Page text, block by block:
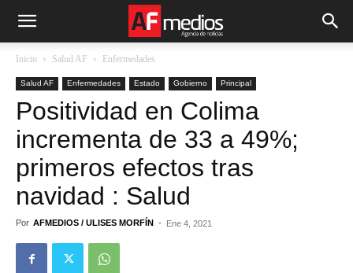
Inicio Salud AF Enfermedades
Salud AF Enfermedades Estado Gobierno Principal
Positividad en Colima
incrementa de 33 a 49%;
primeros efectos tras
navidad : Salud
Por AFMEDIOS / ULISES MORFÍN - Ene 4, 2021